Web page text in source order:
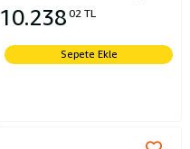
Makinesi
10.238 02 TL
Sepete Ekle